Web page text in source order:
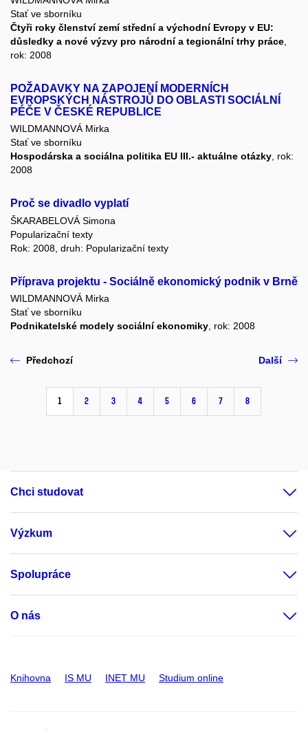
Stať ve sborníku
Čtyři roky členství zemí střední a východní Evropy v EU:
důsledky a nové výzvy pro národní a tegionální trhy práce
rok: 2008
POŽADAVKY NA ZAPOJENÍ MODERNÍCH
EVROPSKÝCH NÁSTROJŮ DO OBLASTI SOCIÁLNÍ
PÉČE V ČESKÉ REPUBLICE
WILDMANNOVÁ Mirka
Stať ve sborníku
Hospodárska a sociálna politika EU III.- aktuálne otázky, rok:
2008
Proč se divadlo vyplatí
ŠKARABELOVÁ Simona
Popularizační texty
Rok: 2008, druh: Popularizační texty
Příprava projektu - Sociálně ekonomický podnik v Brně
WILDMANNOVÁ Mirka
Stať ve sborníku
Podnikatelské modely sociální ekonomiky , rok: 2008
Předchozí
1 2 3 4 5 6 7 8
Další
Chci studovat
Výzkum
Spolupráce
O nás
Knihovna IS MU INET MU Studium online